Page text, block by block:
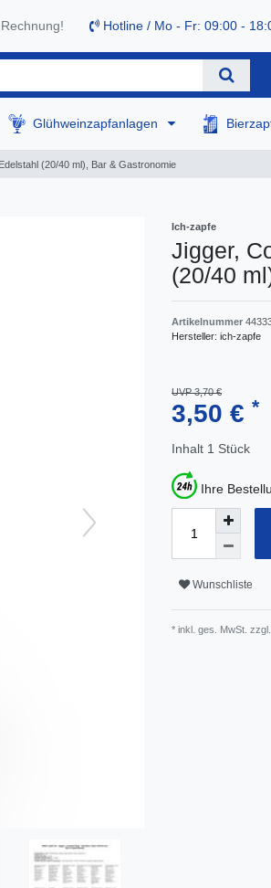
Hotline / Mo - Fr: 09:00 -
Glühweinzapfanlagen
(20/40 ml), Bar & Gastronomie
Ich-zapfe
Jigger,
(20/40
Artikelnummer
Hersteller: ich-zapfe
UVP 3,70 €
3,50 € *
Inhalt 1 Stück
Ihre
Wunschliste
* inkl. ges. MwSt. zzgl.